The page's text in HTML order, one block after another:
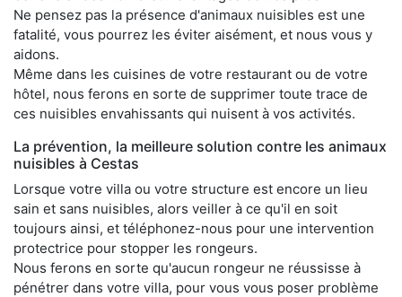
Ne pensez pas la présence d'animaux nuisibles est une
fatalité, vous pourrez les éviter aisément, et nous vous y
aidons.
Même dans les cuisines de votre restaurant ou de votre
hôtel, nous ferons en sorte de supprimer toute trace de
ces nuisibles envahissants qui nuisent à vos activités.
La prévention, la meilleure solution contre les animaux
nuisibles à Cestas
Lorsque votre villa ou votre structure est encore un lieu
sain et sans nuisibles, alors veiller à ce qu'il en soit
toujours ainsi, et téléphonez-nous pour une intervention
protectrice pour stopper les rongeurs.
Nous ferons en sorte qu'aucun rongeur ne réussisse à
pénétrer dans votre villa, pour vous vous poser problème